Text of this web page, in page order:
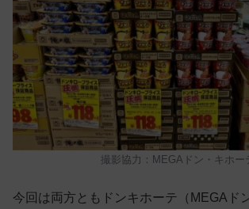
撮影協力：MEGAドン・キホー
今回は両方ともドンキホーテ（MEGAド